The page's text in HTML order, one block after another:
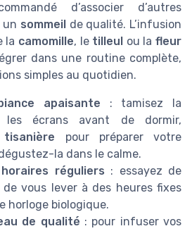
d’associer d’autres
un sommeil de qualité. L’infusion
la camomille, le tilleul ou lafleur
dans une routine complète,
simples au quotidien.
apaisante : tamisez la
les écrans avant de dormir,
tisanière pour préparer votre
la dans le calme.
réguliers : essayez de
vous lever à des heures fixes
horloge biologique.
de qualité : pour infuser vos